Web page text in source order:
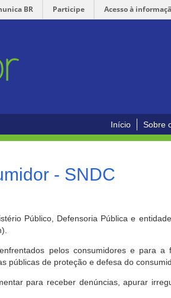
BR Participe Acesso à
Início Sobre
- SNDC
Público, Defensoria Pública e
pelos consumidores e para a
públicas de proteção e defesa do
para receber denúncias, apurar